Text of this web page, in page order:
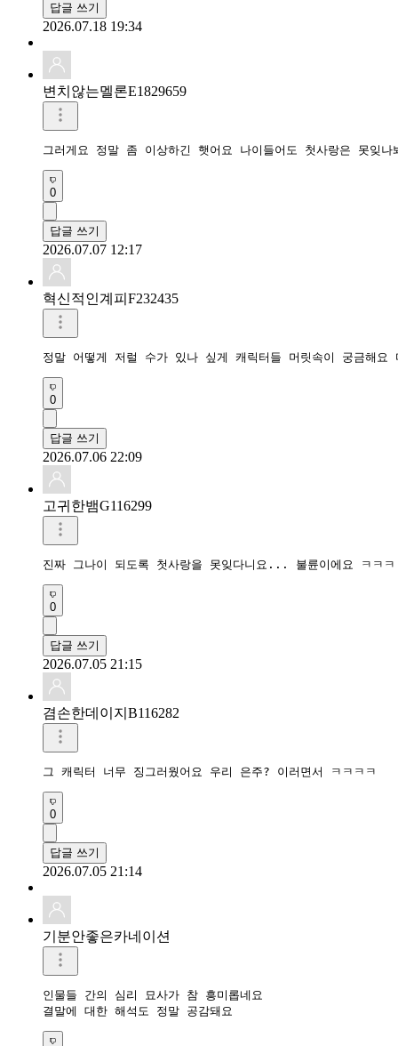
답글 쓰기
2026.07.18 19:34
변치않는멜론E1829659
그러게요 정말 좀 이상하긴 햇어요 나이들어도 첫사랑은 못잊
0
답글 쓰기
2026.07.07 12:17
혁신적인계피F232435
정말 어떻게 저럴 수가 있나 싶게 캐릭터들 머릿속이 궁금해요
0
답글 쓰기
2026.07.06 22:09
고귀한뱀G116299
진짜 그나이 되도록 첫사랑을 못잊다니요... 불륜이에요 ㅋㅋㅋ
0
답글 쓰기
2026.07.05 21:15
겸손한데이지B116282
그 캐릭터 너무 징그러웠어요 우리 은주? 이러면서 ㅋㅋㅋㅋ
0
답글 쓰기
2026.07.05 21:14
기분안좋은카네이션
인물들 간의 심리 묘사가 참 흥미롭네요
결말에 대한 해석도 정말 공감돼요